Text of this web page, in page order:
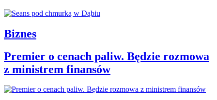
Biznes
Premier o cenach paliw. Będzie rozmowa
z ministrem finansów